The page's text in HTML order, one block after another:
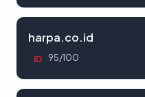
harpa.co.id
ID 95/100